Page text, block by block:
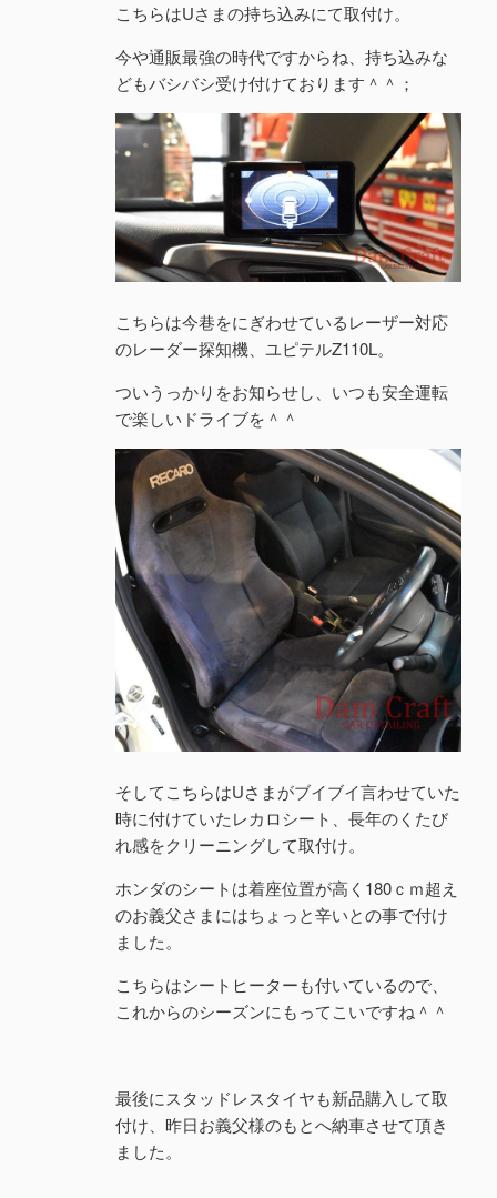
こちらはUさまの持ち込みにて取付け。
今や通販最強の時代ですからね、持ち込みな
どもバシバシ受け付けております＾＾；
こちらは今巷をにぎわせているレーザー対応
のレーダー探知機、ユピテルZ110L。
ついうっかりをお知らせし、いつも安全運転
で楽しいドライブを＾＾
そしてこちらはUさまがブイブイ言わせていた
時に付けていたレカロシート、長年のくたび
れ感をクリーニングして取付け。
ホンダのシートは着座位置が高く180ｃｍ超え
のお義父さまにはちょっと辛いとの事で付け
ました。
こちらはシートヒーターも付いているので、
これからのシーズンにもってこいですね＾＾
最後にスタッドレスタイヤも新品購入して取
付け、昨日お義父様のもとへ納車させて頂き
ました。